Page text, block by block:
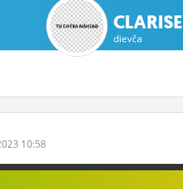
CLARISE
dievča
10:58